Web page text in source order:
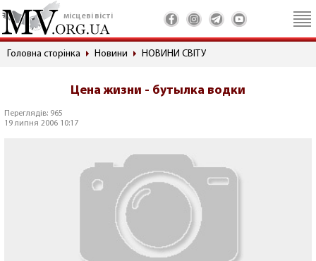
місцеві вісті
Головна сторінка Новини НОВИНИ СВІТУ
Цена жизни - бутылка водки
Переглядів: 965
19 липня 2006 10:17